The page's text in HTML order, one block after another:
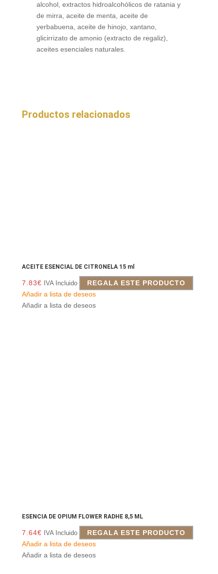
alcohol, extractos hidroalcohólicos de ratania y
de mirra, aceite de menta, aceite de
yerbabuena, aceite de hinojo, xantano,
glicirrizato de amonio (extracto de regaliz),
aceites esenciales naturales.
Productos relacionados
ACEITE ESENCIAL DE CITRONELA 15 ml
7.83€ IVA Incluido
REGALA ESTE PRODUCTO
Añadir a lista de deseos
Añadir a lista de deseos
ESENCIA DE OPIUM FLOWER RADHE 8,5 ML
7.64€ IVA Incluido
REGALA ESTE PRODUCTO
Añadir a lista de deseos
Añadir a lista de deseos